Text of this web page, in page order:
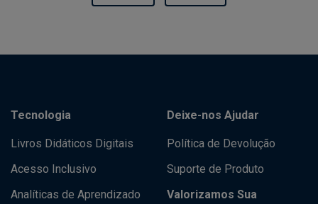
Tecnologia
Livros Didáticos Digitais
Acesso Inclusivo
Analíticas de Aprendizado
Deixe-nos Ajudar
Política de Devolução
Suporte de Produto
Valorizamos Sua